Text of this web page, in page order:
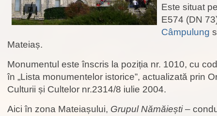
Este situat
E574 (DN
Câmpulung
Mateiaș.
Monumentul este înscris la poziția nr. 1010, cu
în „Lista monumentelor istorice”, actualizată prin
Culturii și Cultelor nr.2314/8 iulie 2004.
Aici în zona Mateiașului, Grupul Nămăiești–